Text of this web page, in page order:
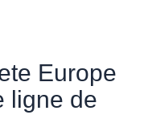
Europe
ligne de